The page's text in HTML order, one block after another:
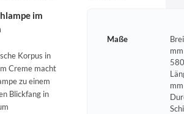
im
Korpus in
Creme macht
zu einem
Blickfang in
Maße